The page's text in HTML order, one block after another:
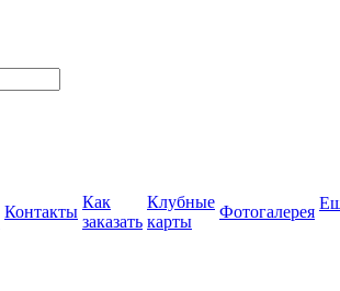
Контакты
Как
заказать
Клубные
карты
Фотогалерея